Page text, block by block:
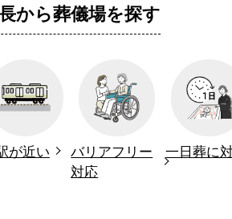
から葬儀場を探す
が近い
バリアフリー
対応
一日葬に